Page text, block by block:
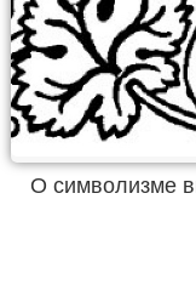
О символизме